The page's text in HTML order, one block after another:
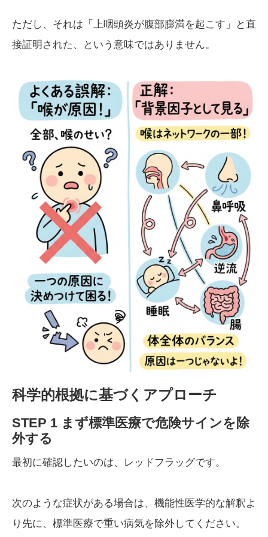
ただし、それは「上咽頭炎が腹部膨満を起こす」と直
接証明された、という意味ではありません。
科学的根拠に基づくアプローチ
STEP 1 まず標準医療で危険サインを除
外する
最初に確認したいのは、レッドフラッグです。
次のような症状がある場合は、機能性医学的な解釈よ
り先に、標準医療で重い病気を除外してください。